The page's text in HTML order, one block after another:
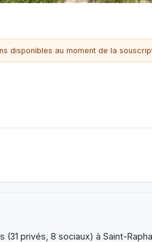
disponibles au moment de la
privés, 8 sociaux) à Saint-